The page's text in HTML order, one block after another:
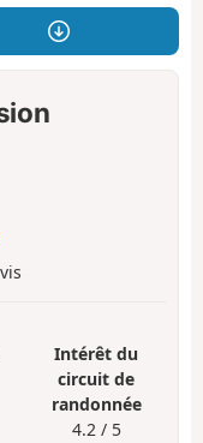
Intérêt du
circuit de
randonnée
4.2 / 5